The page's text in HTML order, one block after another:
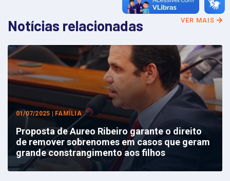
Notícias relacionadas VER MAIS
01/07/2025 | FAMÍLIA
Proposta de Aureo Ribeiro garante o direito
de remover sobrenomes em casos que geram
grande constrangimento aos filhos